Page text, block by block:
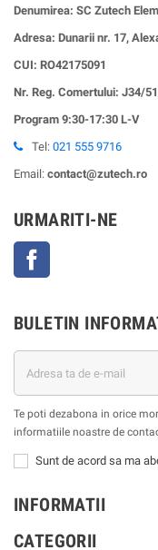
Denumirea: SC Zutech
Adresa: Dunarii nr. 17,
CUI: RO42175091
Nr. Reg. Comertului: J34/
Program 9:30-17:30 L-V
Tel: 021 555 9716
Email: contact@zutech.ro
URMARITI-NE
BULETIN
Te poti dezabona in orice
informatiile noastre de
Sunt de acord sa ma
INFORMATII
CATEGORII